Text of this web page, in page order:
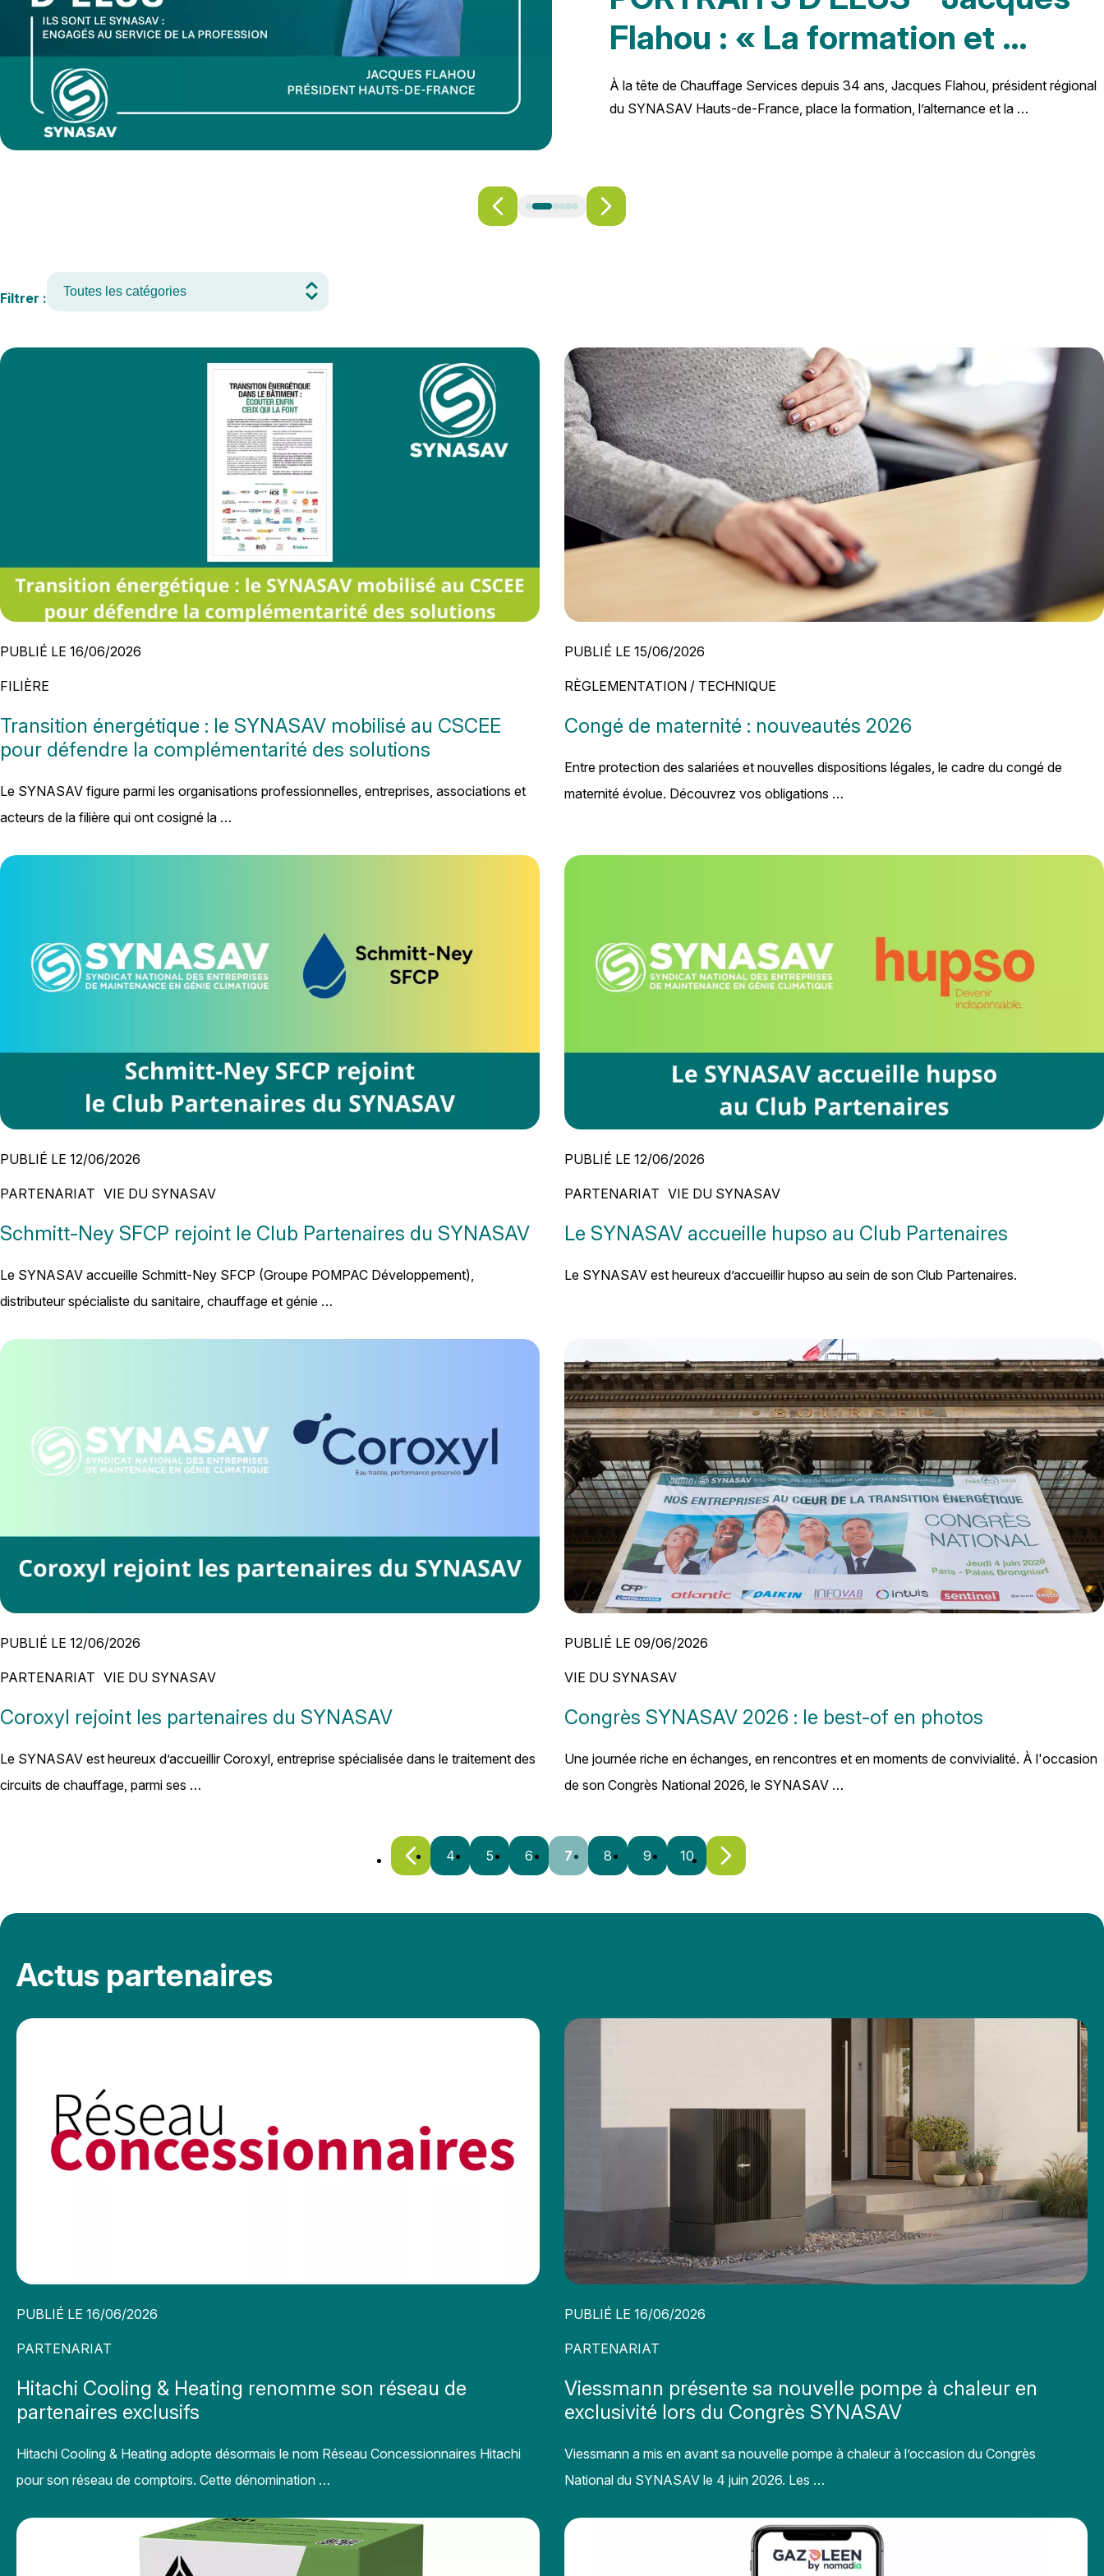
Flahou : « La formation et …
À la tête de Chauffage Services depuis 34 ans, Jacques Flahou, président régional
du SYNASAV Hauts-de-France, place la formation, l’alternance et la …
Filtrer :
PUBLIÉ LE 16/06/2026
FILIÈRE
Transition énergétique : le SYNASAV mobilisé au CSCEE
pour défendre la complémentarité des solutions
Le SYNASAV figure parmi les organisations professionnelles, entreprises, associations et
acteurs de la filière qui ont cosigné la …
PUBLIÉ LE 15/06/2026
RÈGLEMENTATION / TECHNIQUE
Congé de maternité : nouveautés 2026
Entre protection des salariées et nouvelles dispositions légales, le cadre du congé de
maternité évolue. Découvrez vos obligations …
PUBLIÉ LE 12/06/2026
PARTENARIAT VIE DU SYNASAV
Schmitt-Ney SFCP rejoint le Club Partenaires du SYNASAV
Le SYNASAV accueille Schmitt-Ney SFCP (Groupe POMPAC Développement),
distributeur spécialiste du sanitaire, chauffage et génie …
PUBLIÉ LE 12/06/2026
PARTENARIAT VIE DU SYNASAV
Le SYNASAV accueille hupso au Club Partenaires
Le SYNASAV est heureux d’accueillir hupso au sein de son Club Partenaires.
PUBLIÉ LE 12/06/2026
PARTENARIAT VIE DU SYNASAV
Coroxyl rejoint les partenaires du SYNASAV
Le SYNASAV est heureux d’accueillir Coroxyl, entreprise spécialisée dans le traitement des
circuits de chauffage, parmi ses …
PUBLIÉ LE 09/06/2026
VIE DU SYNASAV
Congrès SYNASAV 2026 : le best-of en photos
Une journée riche en échanges, en rencontres et en moments de convivialité. À l'occasion
de son Congrès National 2026, le SYNASAV …
4 5 6 7 8 9 10
Actus partenaires
PUBLIÉ LE 16/06/2026
PARTENARIAT
Hitachi Cooling & Heating renomme son réseau de
partenaires exclusifs
Hitachi Cooling & Heating adopte désormais le nom Réseau Concessionnaires Hitachi
pour son réseau de comptoirs. Cette dénomination …
PUBLIÉ LE 16/06/2026
PARTENARIAT
Viessmann présente sa nouvelle pompe à chaleur en
exclusivité lors du Congrès SYNASAV
Viessmann a mis en avant sa nouvelle pompe à chaleur à l’occasion du Congrès
National du SYNASAV le 4 juin 2026. Les …